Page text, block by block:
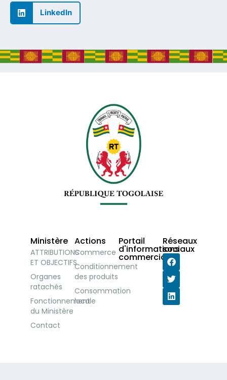
LinkedIn
Ministère
ATTRIBUTIONS
ET OBJECTIFS
Organes
ratachés
Fonctionnement
du Ministère
Contact
Actions
Commerce
Conditionnement
des produits
Consommation
locale
Portail
d'informations
commerciales
Réseaux
sociaux